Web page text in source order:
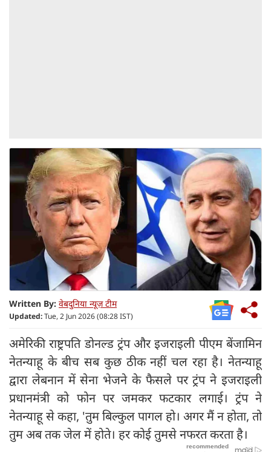
Written By: वेबदुनिया न्यूज़ टीम
Updated:Tue, 2 Jun 2026 (08:28 IST)
अमेरिकी राष्ट्रपति डोनल्ड ट्रंप और इजराइली पीएम बेंजामिन
नेतन्याहू के बीच सब कुछ ठीक नहीं चल रहा है। नेतन्याहू
द्वारा लेबनान में सेना भेजने के फैसले पर ट्रंप ने इजराइली
प्रधानमंत्री को फोन पर जमकर फटकार लगाई। ट्रंप ने
नेतन्याहू से कहा, 'तुम बिल्कुल पागल हो। अगर मैं न होता, तो
तुम अब तक जेल में होते। हर कोई तुमसे नफरत करता है।